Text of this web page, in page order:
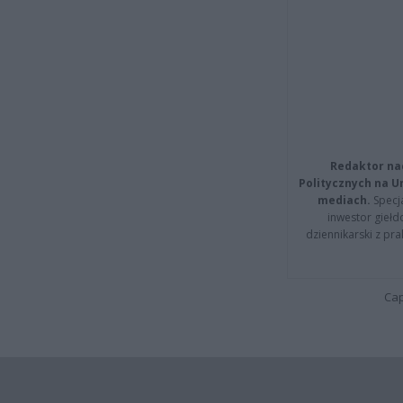
Redaktor
Politycznych na
mediach.
inwestor
dziennikarski z